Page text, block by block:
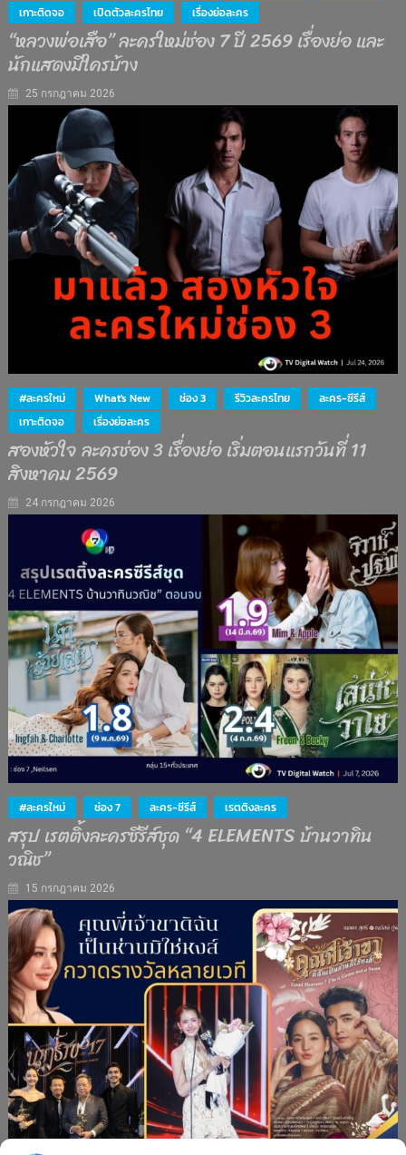
เกาะติดจอ
เปิดตัวละครไทย เรื่องย่อละคร
“หลวงพ่อเสือ” ละครใหม่ช่อง 7 ปี 2569 เรื่องย่อ และ
นักแสดงมีใครบ้าง
25 กรกฎาคม 2026
#ละครใหม่ What's New ช่อง 3 รีวิวละครไทย
ละคร-ซีรีส์
เกาะติดจอ
เรื่องย่อละคร
สองหัวใจ ละครช่อง 3 เรื่องย่อ เริ่มตอนแรกวันที่ 11
สิงหาคม 2569
24 กรกฎาคม 2026
#ละครใหม่ ช่อง 7 ละคร-ซีรีส์ เรตติงละคร
สรุป เรตติ้งละครซีรีส์ชุด “4 ELEMENTS บ้านวาทิน
วณิช”
15 กรกฎาคม 2026